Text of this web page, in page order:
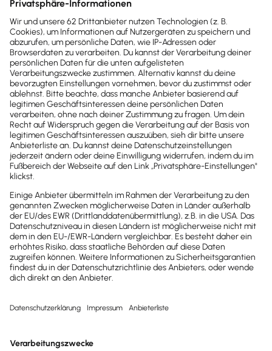
Sofort50%
Newsletter
Brandheiße
News direkt in
dein Postfach
wichtige News zu
Gesetzesänderungen,
hilfreiche Praxis-Tipps und
kostenlose Tools für
Unternehmen erhalten?
Dann abonniere unseren